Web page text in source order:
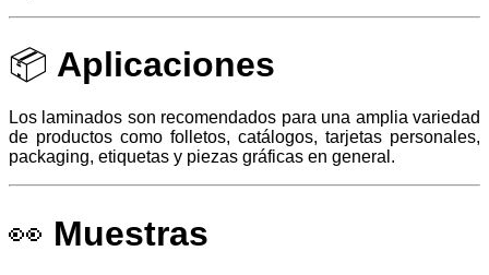
📦 Aplicaciones
Los laminados son recomendados para una amplia variedad
de productos como folletos, catálogos, tarjetas personales,
packaging, etiquetas y piezas gráficas en general.
👀 Muestras